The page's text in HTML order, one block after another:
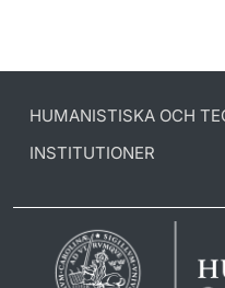
HUMANISTISKA OCH
INSTITUTIONER